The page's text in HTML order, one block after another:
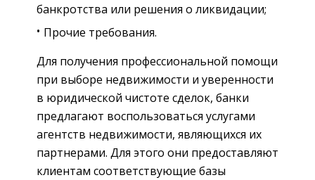
банкротства или решения о ликвидации;
Прочие требования.
Для получения профессиональной помощи
при выборе недвижимости и уверенности
в юридической чистоте сделок, банки
предлагают воспользоваться услугами
агентств недвижимости, являющихся их
партнерами. Для этого они предоставляют
клиентам соответствующие базы